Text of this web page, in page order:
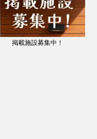
掲載施設募集中！